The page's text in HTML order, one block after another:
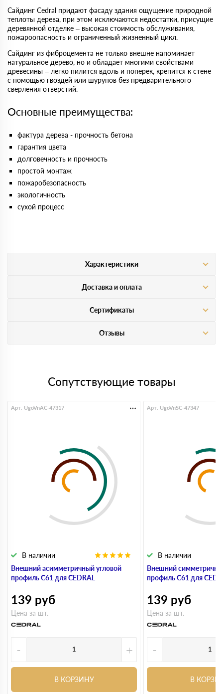
Сайдинг Cedral придают фасаду здания ощущение природной
теплоты дерева, при этом исключаются недостатки, присущие
деревянной отделке – высокая стоимость обслуживания,
пожароопасность и ограниченный жизненный цикл.
Сайдинг из фиброцемента не только внешне напоминает
натуральное дерево, но и обладает многими свойствами
древесины – легко пилится вдоль и поперек, крепится к стене
с помощью гвоздей или шурупов без предварительного
сверления отверстий.
Основные преимущества:
фактура дерева - прочность бетона
гарантия цвета
долговечность и прочность
простой монтаж
пожаробезопасность
экологичность
сухой процесс
Характеристики
Доставка и оплата
Сертификаты
Отзывы
Сопутствующие товары
Внешний асимметричный угловой
профиль С61 для CEDRAL
В наличии
Арт. UgoVnAC-47317
139 руб
Цена за шт.
- +
В КОРЗИНУ
Внешний
профиль С61 для
В наличии
Арт. UgoVnSC-47347
139 руб
Цена за шт.
-
В